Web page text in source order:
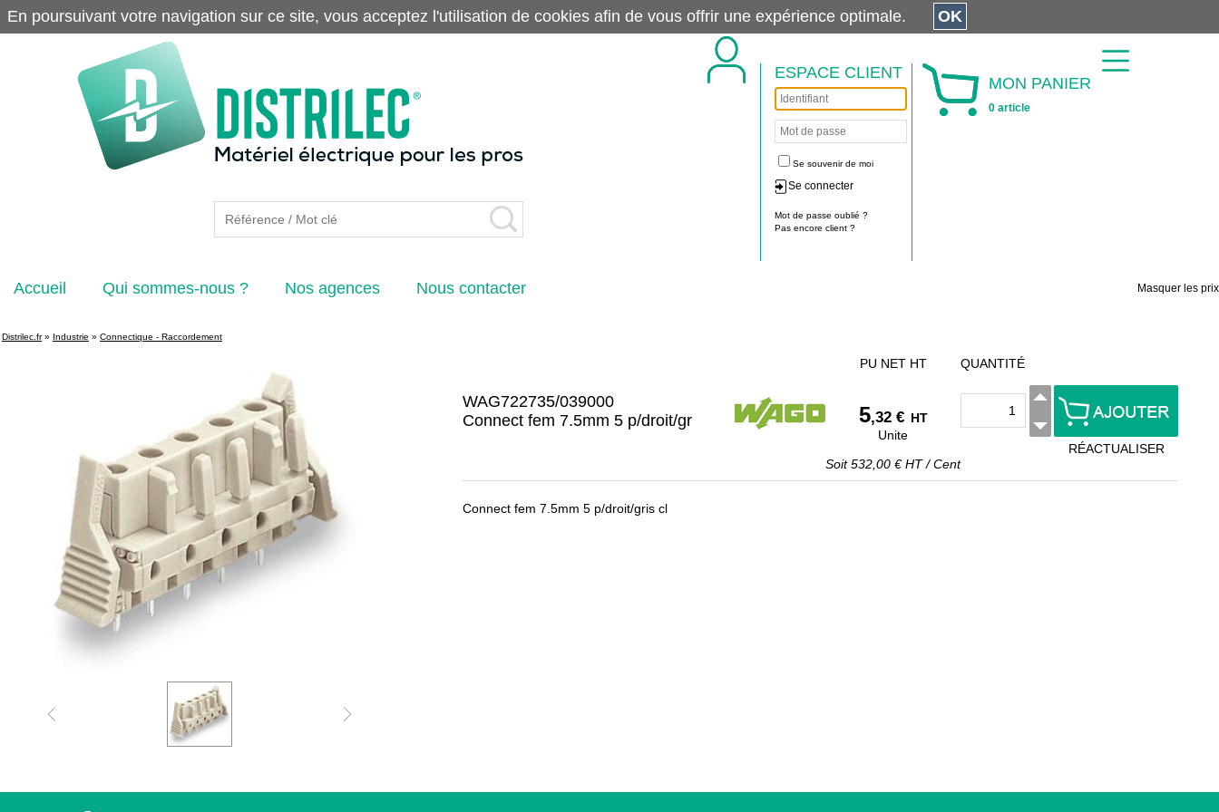
ESPACE CLIENT
Se souvenir de moi
Se connecter
Mot de passe oublié ?
Pas encore client ?
MON PANIER
0 article
Accueil Qui sommes-nous ? Nos agences Nous contacter Masquer les prix
Distrilec.fr» Industrie » Connectique - Raccordement
WAG722735/039000
Connect fem 7.5mm 5 p/droit/gr
PU NET HT
5,32 € HT
Unite
Soit532,00 € HT/Cent
QUANTITÉ
RÉACTUALISER
Connect fem 7.5mm 5 p/droit/gris cl
En poursuivant votre navigation sur ce site, vous acceptez l'utilisation de cookies afin de vous offrir une expérience optimale. OK